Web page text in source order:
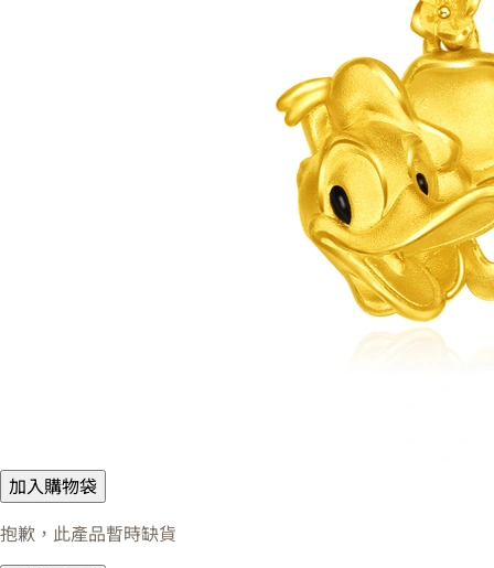
加入購物袋
抱歉，此產品暫時缺貨